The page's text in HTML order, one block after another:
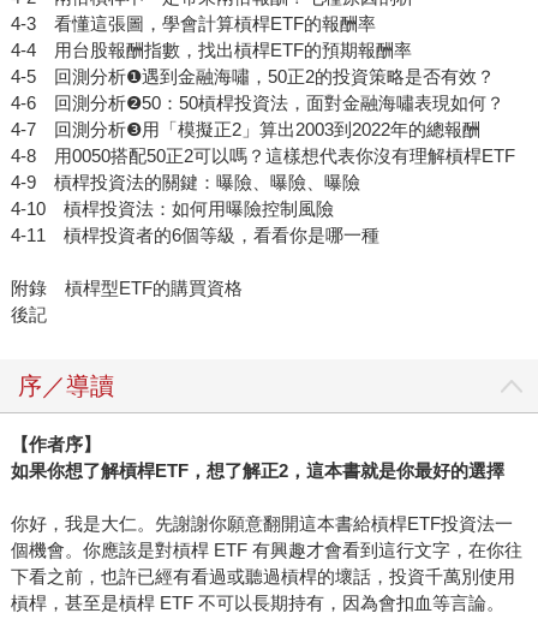
4-3 看懂這張圖，學會計算槓桿ETF的報酬率
4-4 用台股報酬指數，找出槓桿ETF的預期報酬率
4-5 回測分析❶遇到金融海嘯，50正2的投資策略是否有效？
4-6 回測分析❷50：50槓桿投資法，面對金融海嘯表現如何？
4-7 回測分析❸用「模擬正2」算出2003到2022年的總報酬
4-8 用0050搭配50正2可以嗎？這樣想代表你沒有理解槓桿ETF
4-9 槓桿投資法的關鍵：曝險、曝險、曝險
4-10 槓桿投資法：如何用曝險控制風險
4-11 槓桿投資者的6個等級，看看你是哪一種
附錄 槓桿型ETF的購買資格
後記
序／導讀
【作者序】
如果你想了解槓桿ETF，想了解正2，這本書就是你最好的選擇
你好，我是大仁。先謝謝你願意翻開這本書給槓桿ETF投資法一
個機會。你應該是對槓桿 ETF 有興趣才會看到這行文字，在你往
下看之前，也許已經有看過或聽過槓桿的壞話，投資千萬別使用
槓桿，甚至是槓桿 ETF 不可以長期持有，因為會扣血等言論。